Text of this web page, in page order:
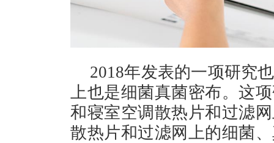
2018年发表的一项研究
上也是细菌真菌密布。这
和寝室空调散热片和过滤
散热片和过滤网上的细菌